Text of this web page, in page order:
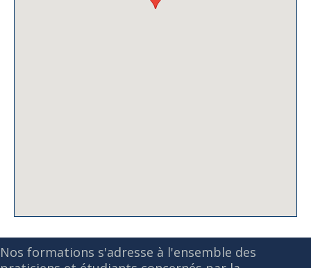
Nos formations s'adresse à l'ensemble des